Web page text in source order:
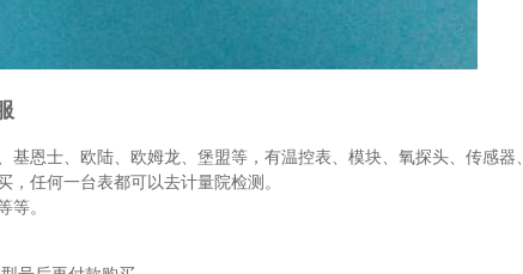
恩士、欧陆、欧姆龙、堡盟等，有温控表、模块、氧探头、传感器、
任何一台表都可以去计量院检测。
。